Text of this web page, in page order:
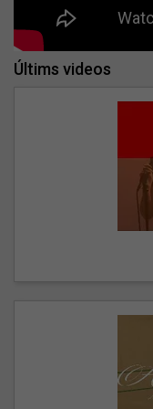
Últims videos